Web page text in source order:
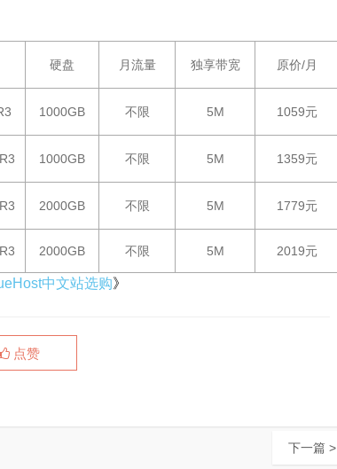
硬盘 月流量 独享带宽 原价/月
1000GB 不限 5M 1059元
1000GB 不限 5M 1359元
2000GB 不限 5M 1779元
2000GB 不限 5M 2019元
中文站选购》
点赞
下一篇 >